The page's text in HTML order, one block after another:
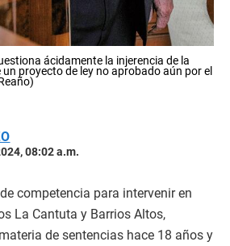
ácidamente la injerencia de la
un proyecto de ley no aprobado aún por el
08:02 a.m.
competencia para intervenir en
La Cantuta y Barrios Altos,
de sentencias hace 18 años y